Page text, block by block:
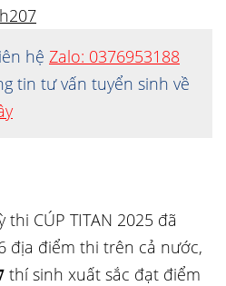
hệ Zalo: 0376953188
tin tư vấn tuyển sinh về
thi CÚP TITAN 2025 đã
địa điểm thi trên cả nước,
thí sinh xuất sắc đạt điểm